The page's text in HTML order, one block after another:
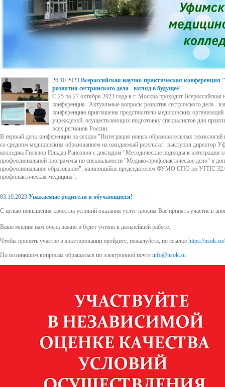
26.10.2023 Всероссийская научно-практическая
развития сестринского дела - взгляд в будущее"
С 25 по 27 октября 2023 года в г. Москва проходит Всероссийская
конференция "Актуальные вопросы развития сестринского дела -
конференцию приглашены представители медицинских организаций
учреждений, осуществляющих подготовку специалистов для
всех регионов России.
В первый день конференции на секции "Интеграция новых образовательных
со средним медицинским образованием на ожидаемый результат" выступил директор
колледжа Гилязов Ильдар Раисович с докладом "Методические подходы к интеграции
профессиональной программы по специальности "Медико-профилактическое дело" в
профессиональное образование", являющийся председателем ФУМО СПО по УГПС
профилактическая медицина".
03.10.2023 Уважаемые родители и обучающиеся!
С целью повышения качества условий оказания услуг просим Вас принять участие в
Ваше мнение нам очень важно и будет учтено в дальнейшей работе.
Чтобы принять участие в анкетировании пройдите, пожалуйста, по ссылке https://
По возникшим вопросам обращаться по электронной почте info@nsok.su